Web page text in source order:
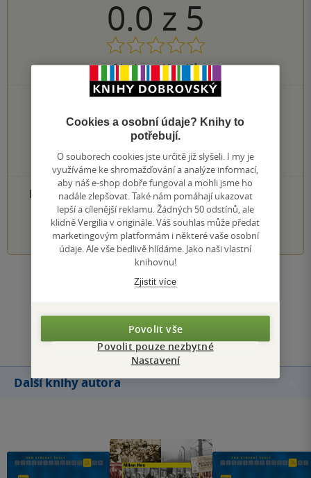
0.0 z 5
0hodnocení čtenářů
0×
4 hvězdičky
0×
3 hvězdičky
0×
0×
1 hvezdička
PŘIDEJTE SVÉ HODNOCENÍ PRODUKTU
1 2 3 4 5
Zobrazit všechna hodnocení
Přidat hodnocení
Další knihy autora
Cookies a osobní údaje? Knihy to
potřebují.
O souborech cookies jste určitě již slyšeli. I my je
využíváme ke shromažďování a analýze informací,
aby náš e-shop dobře fungoval a mohli jsme ho
nadále zlepšovat. Také nám pomáhají ukazovat
lepší a cílenější reklamu. Žádných 50 odstínů, ale
klidně Vergilia v originále. Váš souhlas může předat
marketingovým platformám i některé vaše osobní
údaje. Ale vše bedlivě hlídáme. Jako naši vlastní
knihovnu!
Zjistit více
Povolit vše
Povolit pouze nezbytné
Nastavení